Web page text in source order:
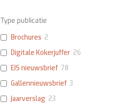
Type publicatie
Brochures 2
Digitale Kokerjuffer 26
EIS nieuwsbrief 78
Gallennieuwsbrief 3
Jaarverslag 23